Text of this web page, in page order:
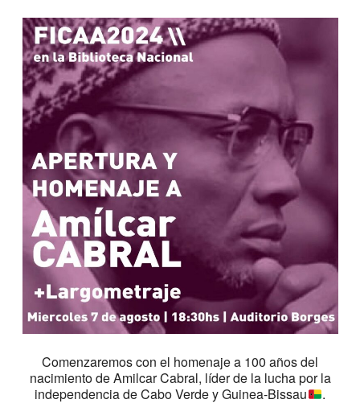
Comenzaremos con el homenaje a 100 años del
nacimiento de Amilcar Cabral, líder de la lucha por la
independencia de Cabo Verde y Guinea-Bissau
.